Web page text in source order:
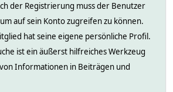
der Registrierung muss der Benutzer
auf sein Konto zugreifen zu können.
hat seine eigene persönliche Profil.
ist ein äußerst hilfreiches Werkzeug
Informationen in Beiträgen und